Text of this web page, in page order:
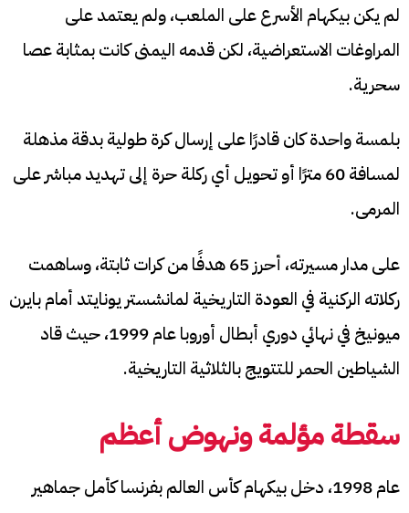
لم يكن بيكهام الأسرع على الملعب، ولم يعتمد على
المراوغات الاستعراضية، لكن قدمه اليمنى كانت بمثابة عصا
سحرية.
بلمسة واحدة كان قادرًا على إرسال كرة طولية بدقة مذهلة
لمسافة 60 مترًا أو تحويل أي ركلة حرة إلى تهديد مباشر على
المرمى.
على مدار مسيرته، أحرز 65 هدفًا من كرات ثابتة، وساهمت
ركلاته الركنية في العودة التاريخية لمانشستر يونايتد أمام بايرن
ميونيخ في نهائي دوري أبطال أوروبا عام 1999، حيث قاد
الشياطين الحمر للتتويج بالثلاثية التاريخية.
سقطة مؤلمة ونهوض أعظم
عام 1998، دخل بيكهام كأس العالم بفرنسا كأمل جماهير